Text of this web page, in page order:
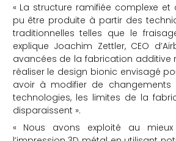
« La structure ramifiée complexe et
pu être produite à partir des
traditionnelles telles que le
explique Joachim Zettler, CEO
avancées de la fabrication additive
réaliser le design bionic envisagé
avoir à modifier de changements
technologies, les limites de la
disparaissent ».
« Nous avons exploité au